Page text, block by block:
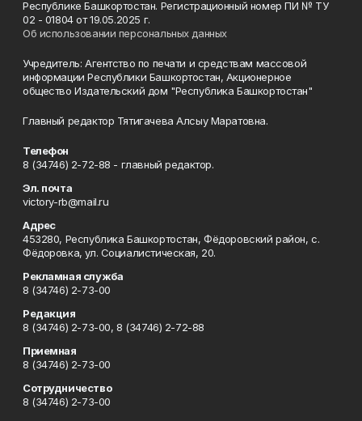
Республике Башкортостан. Регистрационный номер ПИ № ТУ
02 - 01804 от 19.05.2025 г.
Об использовании персональных данных
Учредитель: Агентство по печати и средствам массовой
информации Республики Башкортостан, Акционерное
общество Издательский дом "Республика Башкортостан"
Главный редактор Тятигачева Алсыу Маратовна.
Телефон
8 (34746) 2-72-88 - главный редактор.
Эл. почта
victory-rb@mail.ru
Адрес
453280, Республика Башкортостан, Фёдоровский район, с.
Фёдоровка, ул. Социалистическая, 20.
Рекламная служба
8 (34746) 2-73-00
Редакция
8 (34746) 2-73-00, 8 (34746) 2-72-88
Приемная
8 (34746) 2-73-00
Сотрудничество
8 (34746) 2-73-00